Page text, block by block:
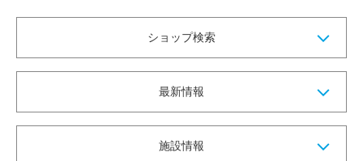
ショップ検索
最新情報
施設情報